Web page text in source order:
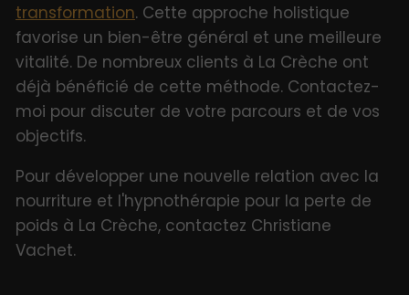
transformation. Cette approche holistique
favorise un bien-être général et une meilleure
vitalité. De nombreux clients à La Crèche ont
déjà bénéficié de cette méthode. Contactez-
moi pour discuter de votre parcours et de vos
objectifs.
Pour développer une nouvelle relation avec la
nourriture et l'hypnothérapie pour la perte de
poids à La Crèche, contactez Christiane
Vachet.